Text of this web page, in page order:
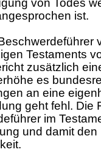
von Todes
ist.
Testaments
zusätzlich
es
an eine
geht fehl. Die
im
und damit